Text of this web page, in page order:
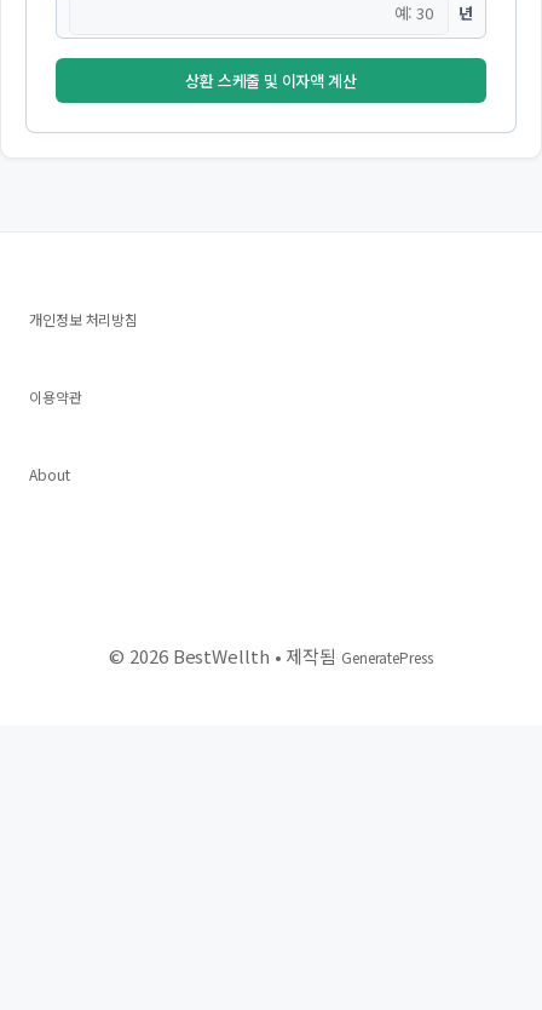
년
상환 스케줄 및 이자액 계산
개인정보 처리방침
이용약관
About
© 2026 BestWellth • 제작됨 GeneratePress